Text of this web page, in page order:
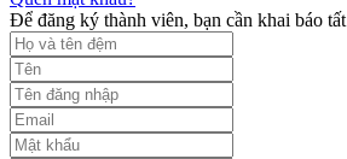
Để đăng ký thành viên, bạn cần khai báo